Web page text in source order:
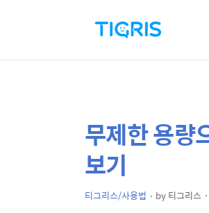
상
세
컨
텐
본
문
제
무제한 용량
보기
티그리스/사용법 by티그리스